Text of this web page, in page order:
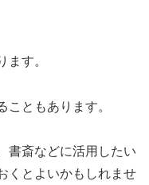
す。
ともあります。
書斎などに活用したい
くとよいかもしれませ